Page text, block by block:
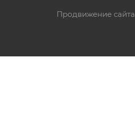
Продвижение сайта